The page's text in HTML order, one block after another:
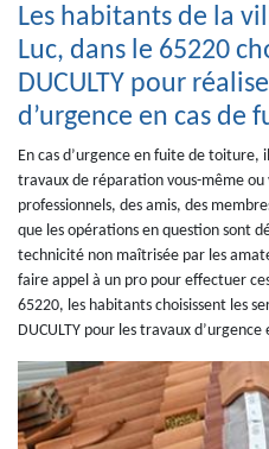
Les habitants de la
Luc, dans le 65220
DUCULTY pour
d’urgence en cas de
En cas d’urgence en fuite de toiture,
travaux de réparation vous-même ou
professionnels, des amis, des
que les opérations en question sont
technicité non maîtrisée par les
faire appel à un pro pour effectuer
65220, les habitants choisissent les
DUCULTY pour les travaux